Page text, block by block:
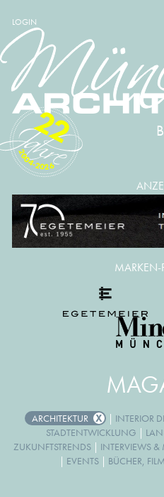
LOGIN
2004-2026
22
ARCHITEKTUR | INTERIOR
STADTENTWICKLUNG |
ZUKUNFTSTRENDS | INTERVIEWS &
| EVENTS | BÜCHER,